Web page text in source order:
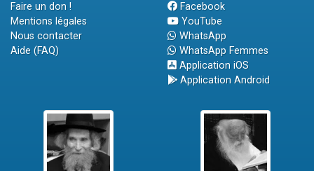
Faire un don !
Mentions légales
Nous contacter
Aide (FAQ)
Facebook
YouTube
WhatsApp
WhatsApp Femmes
Application iOS
Application Android